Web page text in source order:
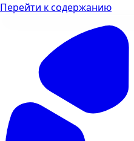
Перейти к содержанию